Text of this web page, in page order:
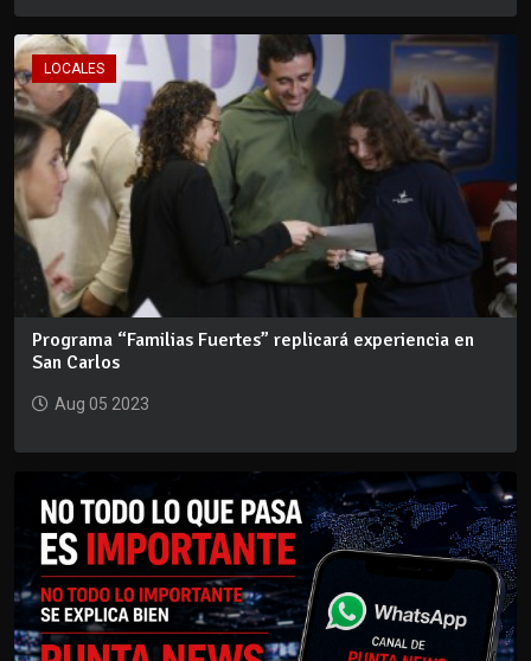
LOCALES
Programa “Familias Fuertes” replicará experiencia en
San Carlos
Aug 05 2023